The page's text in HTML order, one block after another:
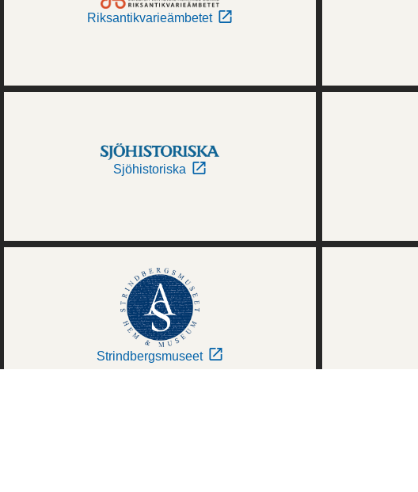
Riksantikvarieämbetet
Sjöhistoriska
Strindbergsmuseet